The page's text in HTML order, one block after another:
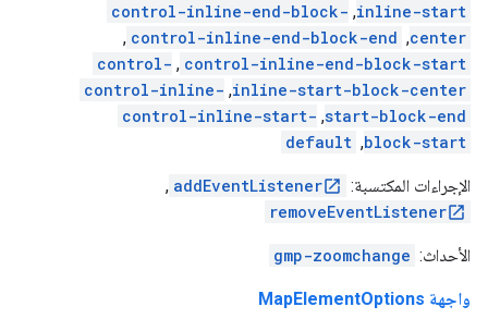
inline-start
,
control-inline-end-block-
center
,
control-inline-end-block-end
,
control-inline-end-block-start
,
control-
inline-start-block-center
,
control-inline-
start-block-end
,
control-inline-start-
block-start
,
default
الإجراءات المكتسبة: addEventListener
,
removeEventListener
الأحداث: gmp-zoomchange
واجهة MapElementOptions